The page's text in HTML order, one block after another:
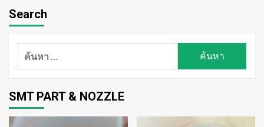
Search
ค้นหา
SMT PART & NOZZLE